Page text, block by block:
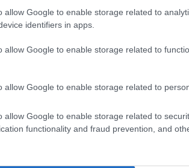
allow Google to enable storage related to
identifiers in apps.
allow Google to enable storage related to
allow Google to enable storage related to
allow Google to enable storage related to
functionality and fraud prevention, and